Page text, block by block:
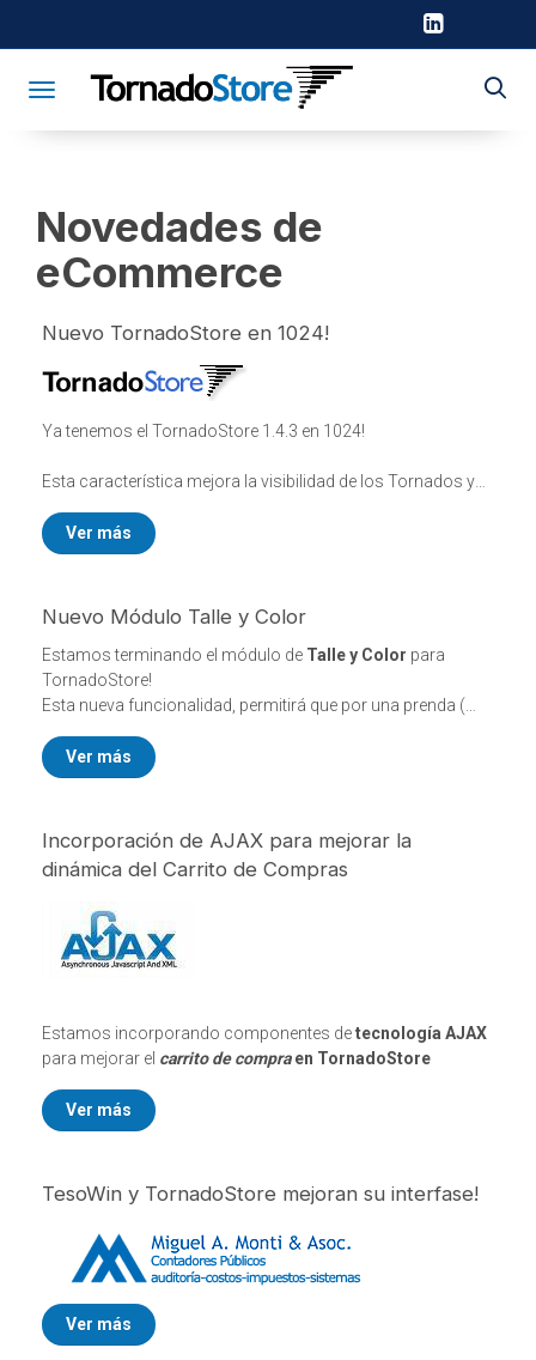
Toggle navigation
Novedades de
eCommerce
Nuevo TornadoStore en 1024!
Ya tenemos el TornadoStore 1.4.3 en 1024!
Esta característica mejora la visibilidad de los Tornados y
Ver más
Nuevo Módulo Talle y Color
Estamos terminando el módulo de Talle y Color para
TornadoStore!
Esta nueva funcionalidad, permitirá que por una prenda (
indumentaria ) el navegante pueda elegir el talle y color, aun
dependiendo del stock para dicho artículo.
Ver más
Incorporación de AJAX para mejorar la
dinámica del Carrito de Compras
Estamos incorporando componentes detecnología AJAX
para mejorar el carrito de compraen TornadoStore
Ver más
TesoWin y TornadoStore mejoran su interfase!
Ver más